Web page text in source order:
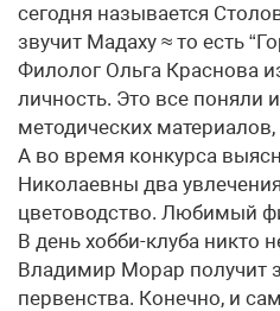
сегодня называется
звучит Мадаху ≈ то есть
Филолог Ольга Краснова
личность. Это все поняли
методических
А во время конкурса
Николаевны два
цветоводство. Любимый
В день хобби-клуба никто
Владимир Морар получит
первенства. Конечно, и